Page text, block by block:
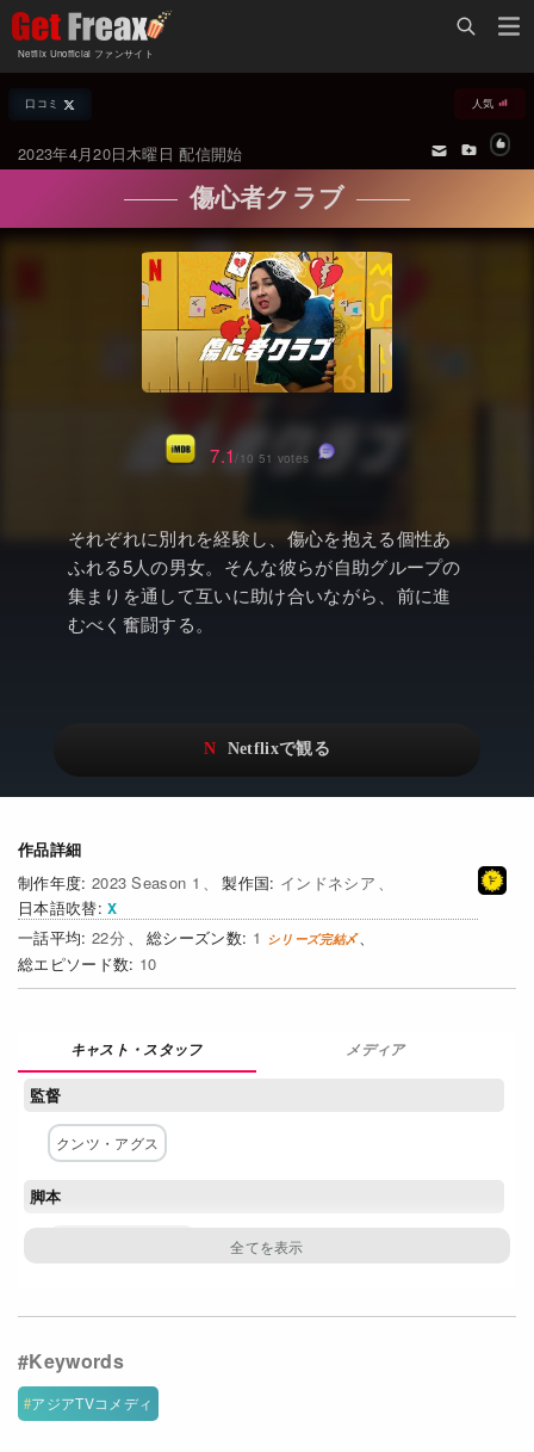
Netflix Unofficial ファンサイト
Netflix新着作品
オールジャンル
海外ドラマ・シリーズ
海外映画
国内TV番組・ドラマ
国内映画
アニメ
ドキュメンタリー
日本語吹替対応作品
その他の国のTV番組
配信終了予定の作品
海外ドラマ・ラインナップ
Netflix 人気ランキング
Netflix 全作品ラインナップ
Netflix配信作品カスタム検索
トレンド
Netflix・VOD総合News
Watchlistへ
Netflix Video
Netflix 吹替版作品
Netflix 高い評価の海外作品
みんなの作品レビュー
Watchlist
過去の配信終了作品
Get Freaxフォーラム
口コミ 人気
2023年4月20日木曜日 配信開始
傷心者クラブ
それぞれに別れを経験し、傷心を抱える個性あ
ふれる5人の男女。そんな彼らが自助グループの
集まりを通して互いに助け合いながら、前に進
むべく奮闘する。
作品詳細
2023 Season 1
インドネシア
日本語吹替
22
1
10
7.1/10 51 votes
メディア
監督
クンツ・アグス
脚本
チッコ・クルニアワン
アジアTVコメディ